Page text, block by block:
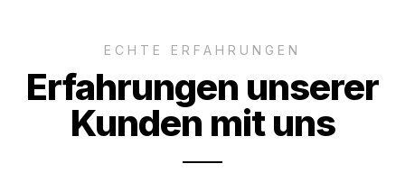
ECHTE ERFAHRUNGEN
Erfahrungen unserer
Kunden mit uns